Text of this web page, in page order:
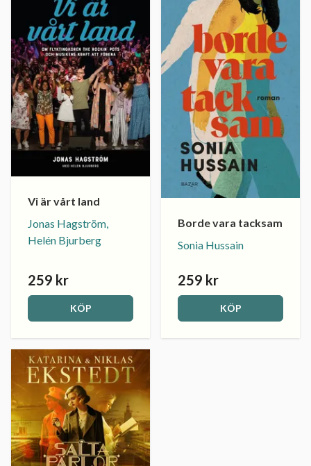
Vi är vårt land
Jonas Hagström,
Helén Bjurberg
259 kr
KÖP
Borde vara tacksam
Sonia Hussain
259 kr
KÖP